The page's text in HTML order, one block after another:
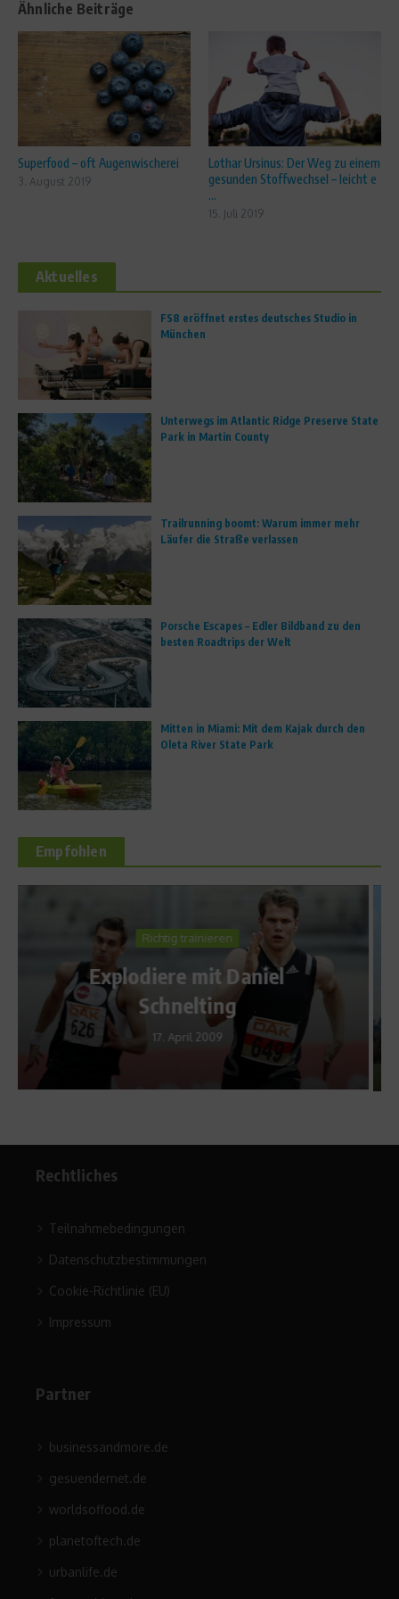
Ähnliche Beiträge
Superfood – oft Augenwischerei
3. August 2019
Lothar Ursinus: Der Weg zu einem
gesunden Stoffwechsel – leicht e
...
15. Juli 2019
Aktuelles
FS8 eröffnet erstes deutsches Studio in
München
Unterwegs im Atlantic Ridge Preserve State
Park in Martin County
Trailrunning boomt: Warum immer mehr
Läufer die Straße verlassen
Porsche Escapes – Edler Bildband zu den
besten Roadtrips der Welt
Mitten in Miami: Mit dem Kajak durch den
Oleta River State Park
Empfohlen
Produktvorstellungen
Vorhang auf für den
Insta360 Flow Pro 2
26. Februar 2026
Rechtliches
Teilnahmebedingungen
Datenschutzbestimmungen
Cookie-Richtlinie (EU)
Impressum
Partner
businessandmore.de
gesuendernet.de
worldsoffood.de
planetoftech.de
urbanlife.de